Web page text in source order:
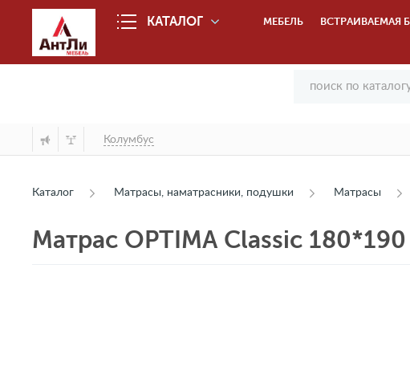
КАТАЛОГ МЕБЕЛЬ ВСТРАИВАЕМАЯ
Колумбус
Каталог Матрасы, наматрасники, подушки Матрасы
Матрас OPTIMA Classic 180*190